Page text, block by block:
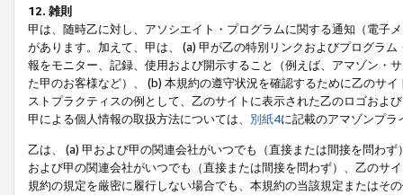
12. 雑則
甲は、随時乙に対し、アソシエイト・プログラムに関する通知（電子
があります。加えて、甲は、 (a) 甲が乙の特別リンクおよびプログラ
報をモニター、記録、使用および開示すること（例えば、アマゾン・
た甲のお客様など）、 (b) 本規約の遵守状況を確認するために乙のサ
ストプラクティスの例として、乙のサイトに表示された乙のロゴおよ
甲による個人情報の取扱方法については、 別紙4に記載のアマゾンプ
乙は、 (a) 甲および甲の関連会社がいつでも（直接または間接を問わ
および甲の関連会社がいつでも（直接または間接を問わず）、乙のサ
規約の規定を厳密に履行しない場合でも、本規約の当該規定またはそ